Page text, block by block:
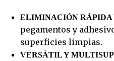
ELIMINACIÓN RÁPIDA
pegamentos y
superficies limpias.
VERSÁTIL Y